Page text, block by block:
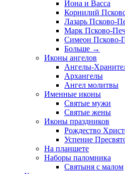
Иона и Васса
Корнилий
Лазарь Псково-
Марк Псково-
Симеон Псково-
Больше →
Иконы ангелов
Ангелы-
Архангелы
Ангел молитвы
Именные иконы
Святые мужи
Святые жены
Иконы праздников
Рождество
Успение
На планшете
Наборы паломника
Святыня с малом